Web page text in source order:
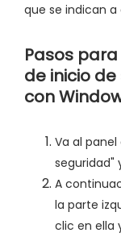
que se indican
Pasos
de inicio
con
Va al
seguridad"
A
la parte
clic en ella